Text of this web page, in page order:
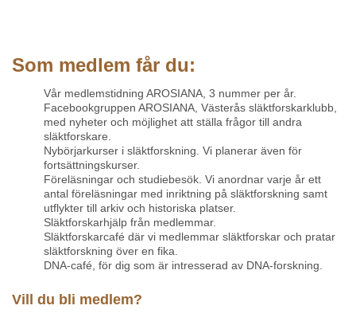
Som medlem får du:
Vår medlemstidning AROSIANA, 3 nummer per år.
Facebookgruppen AROSIANA, Västerås släktforskarklubb,
med nyheter och möjlighet att ställa frågor till andra
släktforskare.
Nybörjarkurser i släktforskning. Vi planerar även för
fortsättningskurser.
Föreläsningar och studiebesök. Vi anordnar varje år ett
antal föreläsningar med inriktning på släktforskning samt
utflykter till arkiv och historiska platser.
Släktforskarhjälp från medlemmar.
Släktforskarcafé där vi medlemmar släktforskar och pratar
släktforskning över en fika.
DNA-café, för dig som är intresserad av DNA-forskning.
Vill du bli medlem?